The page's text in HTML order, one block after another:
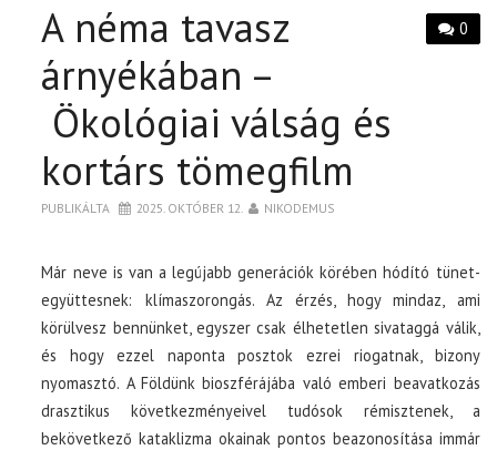
PÓLÓ RENDELÉS
0
A néma tavasz
árnyékában –
Ökológiai válság és
kortárs tömegfilm
PUBLIKÁLTA 2025. OKTÓBER 12. NIKODEMUS
Már neve is van a legújabb generációk körében hódító tünet-
együttesnek: klímaszorongás. Az érzés, hogy mindaz, ami
körülvesz bennünket, egyszer csak élhetetlen sivataggá válik,
és hogy ezzel naponta posztok ezrei riogatnak, bizony
nyomasztó. A Földünk bioszférájába való emberi beavatkozás
drasztikus következményeivel tudósok rémisztenek, a
bekövetkező kataklizma okainak pontos beazonosítása immár